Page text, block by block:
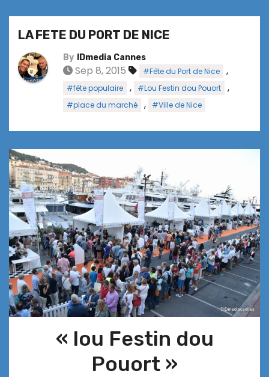
LA FETE DU PORT DE NICE
By IDmedia Cannes
Sep 8, 2015 #Fête du Port de Nice ,
#fête populaire , #Lou Festin dou Pouort ,
#place du marché , #Ville de Nice
« lou Festin dou
Pouort »